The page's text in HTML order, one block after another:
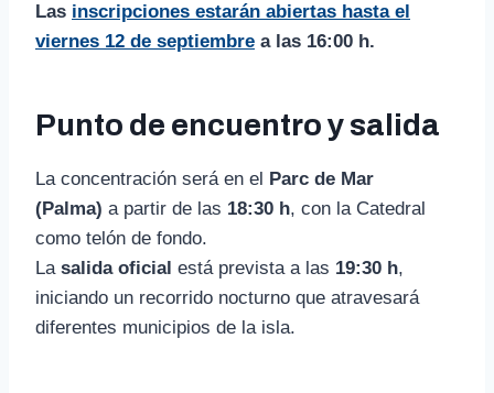
Las inscripciones estarán abiertas hasta el
viernes 12 de septiembre a las 16:00 h.
Punto de encuentro y salida
La concentración será en el
Parc de Mar
(Palma) a partir de las 18:30 h, con la Catedral
como telón de fondo.
La salida oficial está prevista a las 19:30 h,
iniciando un recorrido nocturno que atravesará
diferentes municipios de la isla.